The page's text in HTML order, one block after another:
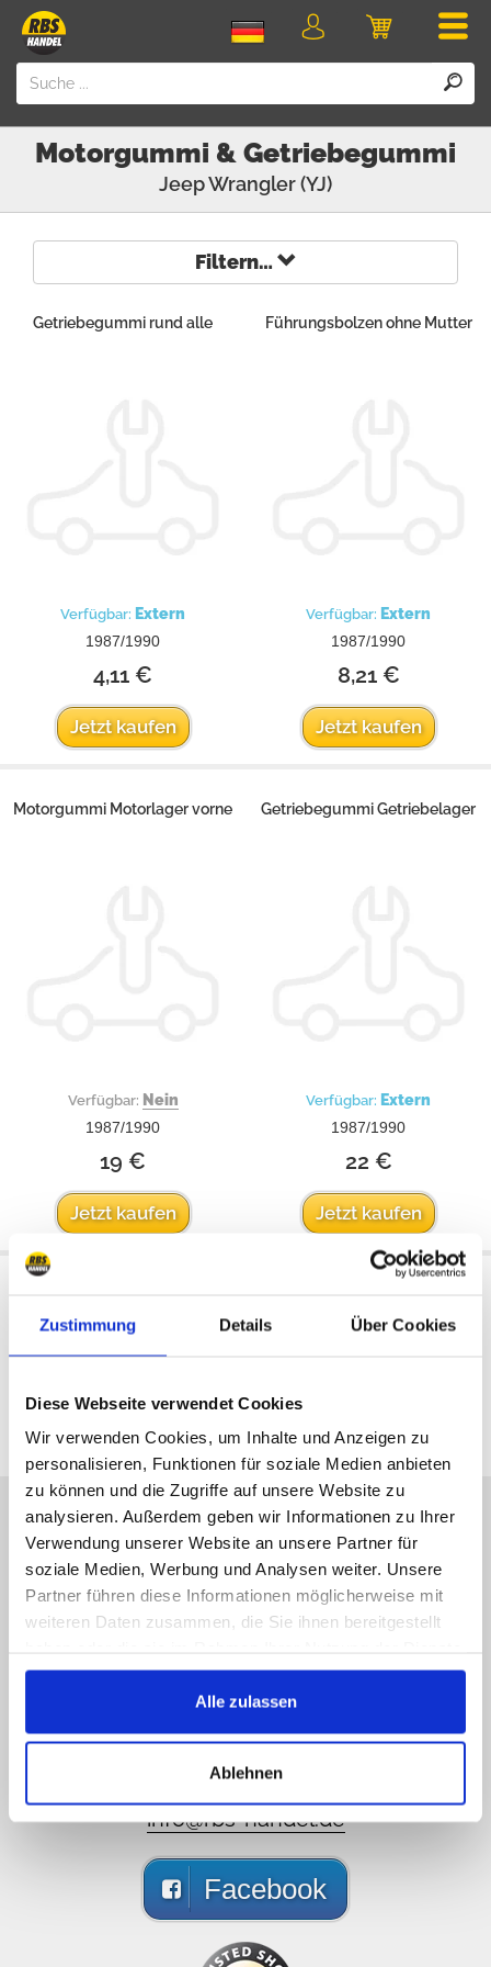
Zustimmung Details Über Cookies
Diese Webseite verwendet Cookies
Wir verwenden Cookies, um Inhalte und Anzeigen zu
personalisieren, Funktionen für soziale Medien anbieten
zu können und die Zugriffe auf unsere Website zu
analysieren. Außerdem geben wir Informationen zu Ihrer
Verwendung unserer Website an unsere Partner für
soziale Medien, Werbung und Analysen weiter. Unsere
Partner führen diese Informationen möglicherweise mit
weiteren Daten zusammen, die Sie ihnen bereitgestellt
gesammelt haben.
Alle zulassen
Ablehnen
Login
Motorgummi & Getriebegummi
JeepWrangler (YJ)
Filtern…
Getriebegummi rund alle
Verfügbar: Extern
1987/1990
4,11 €
Jetzt kaufen
Führungsbolzen ohne Mutter
Verfügbar: Extern
1987/1990
8,21 €
Jetzt kaufen
Motorgummi Motorlager vorne
Verfügbar: Nein
1987/1990
19 €
Jetzt kaufen
Getriebegummi Getriebelager
Verfügbar: Extern
1987/1990
22 €
Jetzt kaufen
Sorry, Hotline nicht
erreichbar, schreiben Sie
uns!
liken Sie uns auf Facebook, Sie bekommen
schnellstmöglich eine Antwort
089 - 41 61 08 780
(9:30-14:00 16:00-19:00)
info@rbs-handel.de
Facebook